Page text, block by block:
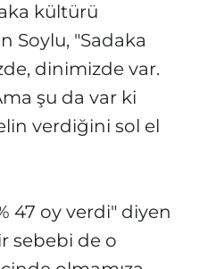
kültürü
Soylu, "Sadaka
dinimizde var.
şu da var ki
verdiğini sol el
47 oy verdi" diyen
sebebi de o